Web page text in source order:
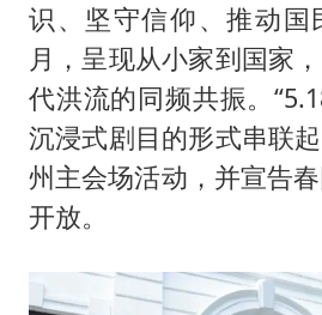
识、坚守信仰、推动国
月，呈现从小家到国家
代洪流的同频共振。
沉浸式剧目的形式串联
州主会场活动，并宣告
开放。